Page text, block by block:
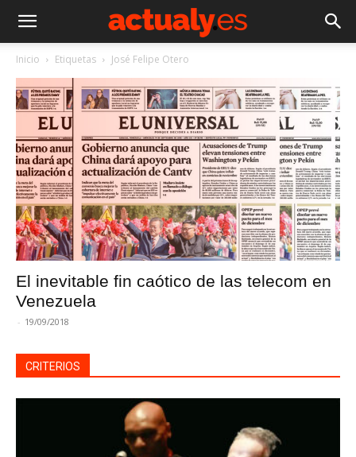
Inicio Etiquetas José Felipe Otero
El inevitable fin caótico de las telecom en
Venezuela
- 19/09/2018
CRITERIOS